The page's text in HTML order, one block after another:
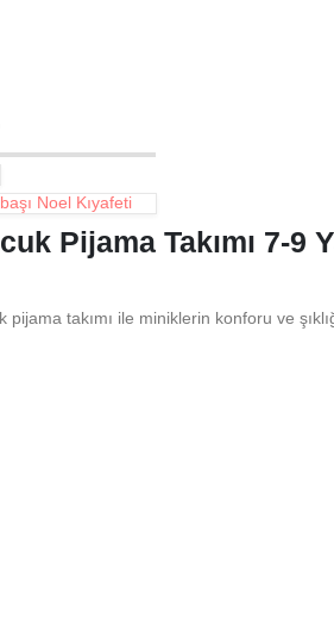
Noel Kıyafeti
Pijama Takımı 7-9
pijama takımı ile miniklerin konforu ve